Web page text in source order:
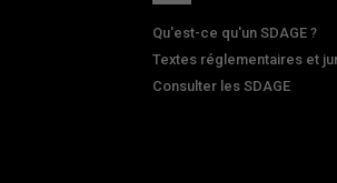
Qu'est-ce qu'un SDAGE ?
Textes réglementaires et
Consulter les SDAGE